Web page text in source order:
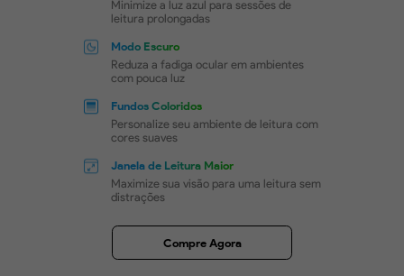
Experiência de Leitura
Confortável